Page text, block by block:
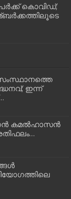
കൊവിഡ്;
ഇന്ന്
കമല്‍ഹാസന്‍